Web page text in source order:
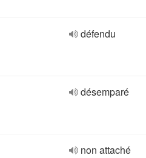
défendu
désemparé
non attaché